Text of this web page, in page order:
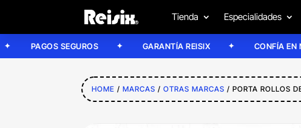
Tienda Especialidades
PAGOS SEGUROS GARANTÍA REISIX CONFÍA EN
HOME /MARCAS /OTRAS MARCAS / PORTA ROLLOS